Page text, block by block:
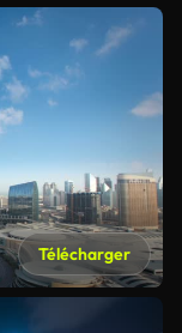
Télécharger